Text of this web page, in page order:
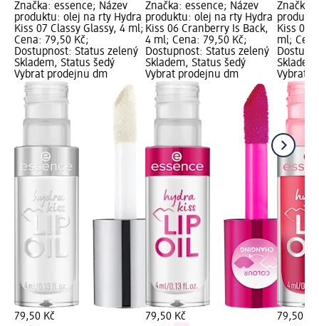
Značka: essence; Název
produktu: olej na rty Hydra
Kiss 07 Classy Glassy, 4 ml;
Cena: 79,50 Kč;
Dostupnost: Status zelený
Skladem, Status šedý
Vybrat prodejnu dm
79,50 Kč
Značka: essence; Název
produktu: olej na rty Hydra
Kiss 06 Cranberry Is Back,
4 ml; Cena: 79,50 Kč;
Dostupnost: Status zelený
Skladem, Status šedý
Vybrat prodejnu dm
79,50 Kč
Značka:
Kiss 03
ml;
Vybrat
79,50 Kč